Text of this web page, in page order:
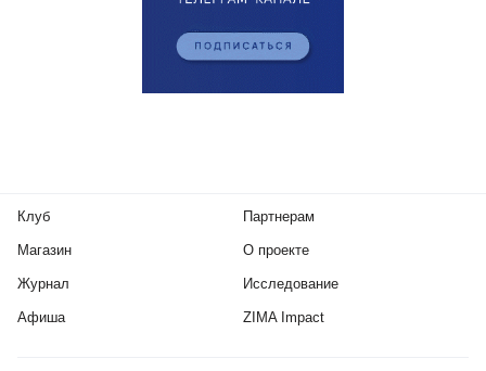
Клуб
Магазин
Журнал
Афиша
Партнерам
О проекте
Исследование
ZIMA Impact